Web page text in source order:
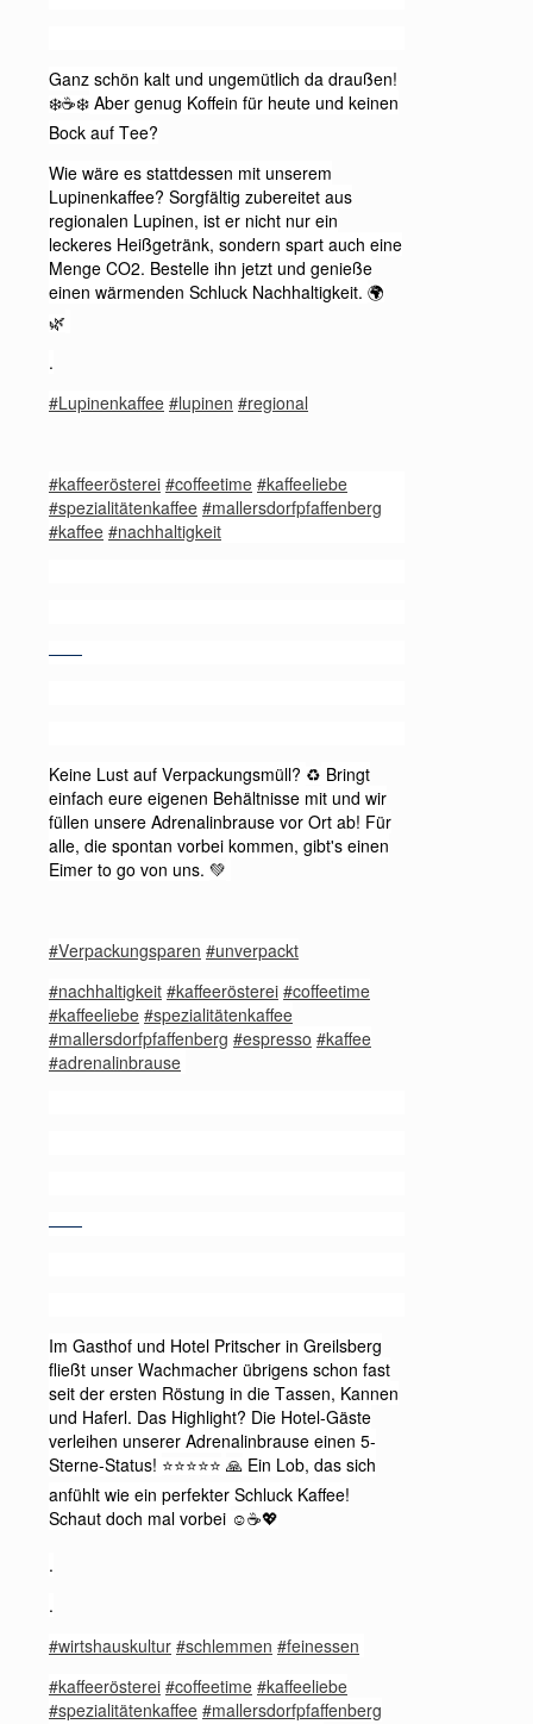
Ganz schön kalt und ungemütlich da draußen!
❄️☕️❄️ Aber genug Koffein für heute und keinen
Bock auf Tee?
Wie wäre es stattdessen mit unserem
Lupinenkaffee? Sorgfältig zubereitet aus
regionalen Lupinen, ist er nicht nur ein
leckeres Heißgetränk, sondern spart auch eine
Menge CO2. Bestelle ihn jetzt und genieße
einen wärmenden Schluck Nachhaltigkeit. 🌍
🌿
.
#Lupinenkaffee #lupinen #regional
#kaffeerösterei #coffeetime #kaffeeliebe
#spezialitätenkaffee #mallersdorfpfaffenberg
#kaffee #nachhaltigkeit
——
Keine Lust auf Verpackungsmüll? ♻️ Bringt
einfach eure eigenen Behältnisse mit und wir
füllen unsere Adrenalinbrause vor Ort ab! Für
alle, die spontan vorbei kommen, gibt's einen
Eimer to go von uns. 💚
#Verpackungsparen #unverpackt
#nachhaltigkeit #kaffeerösterei #coffeetime
#kaffeeliebe #spezialitätenkaffee
#mallersdorfpfaffenberg #espresso #kaffee
#adrenalinbrause
——
Im Gasthof und Hotel Pritscher in Greilsberg
fließt unser Wachmacher übrigens schon fast
seit der ersten Röstung in die Tassen, Kannen
und Haferl. Das Highlight? Die Hotel-Gäste
verleihen unserer Adrenalinbrause einen 5-
Sterne-Status! ⭐️⭐️⭐️⭐️⭐️ 🙏 Ein Lob, das sich
anfühlt wie ein perfekter Schluck Kaffee!
Schaut doch mal vorbei ☺️☕️💖
.
.
#wirtshauskultur #schlemmen #feinessen
#kaffeerösterei #coffeetime #kaffeeliebe
#spezialitätenkaffee #mallersdorfpfaffenberg